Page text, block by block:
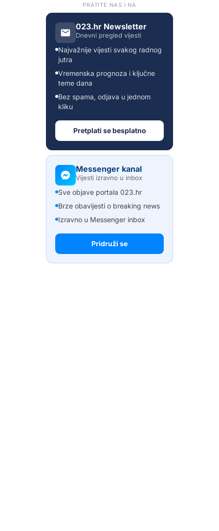
PRATITE NAS I NA
023.hr Newsletter
Dnevni pregled vijesti
Najvažnije vijesti svakog radnog
jutra
Vremenska prognoza i ključne
teme dana
Bez spama, odjava u jednom
kliku
Pretplati se besplatno
Messenger kanal
Vijesti izravno u inbox
Sve objave portala 023.hr
Brze obavijesti o breaking news
Izravno u Messenger inbox
Pridruži se